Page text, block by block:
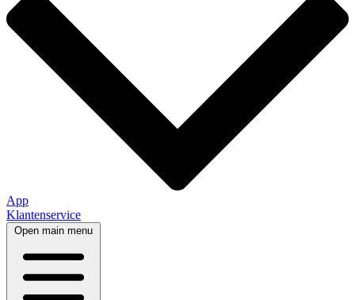
App
Klantenservice
Open main menu